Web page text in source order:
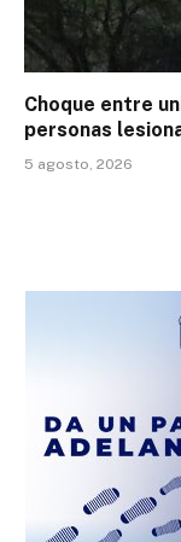
Choque entre
personas
5 agosto, 2026